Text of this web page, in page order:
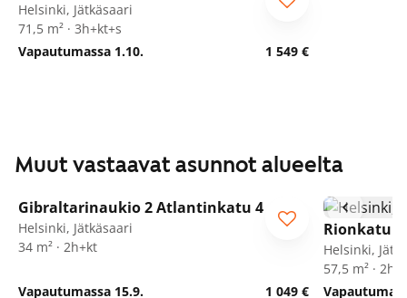
Helsinki, Jätkäsaari
71,5 m² · 3h+kt+s
Vapautumassa 1.10.
1 549 €
Muut vastaavat asunnot alueelta
Gibraltarinaukio 2 Atlantinkatu 4
Helsinki, Jätkäsaari
34 m² · 2h+kt
Vapautumassa 15.9. 1 049 €
Rionkatu
Helsinki,
57,5 m² ·